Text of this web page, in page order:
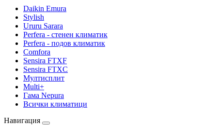
Daikin Emura
Stylish
Ururu Sarara
Perfera - стенен климатик
Perfera - подов климатик
Comfora
Sensira FTXF
Sensira FTXC
Мултисплит
Multi+
Гама Nepura
Всички климатици
Навигация